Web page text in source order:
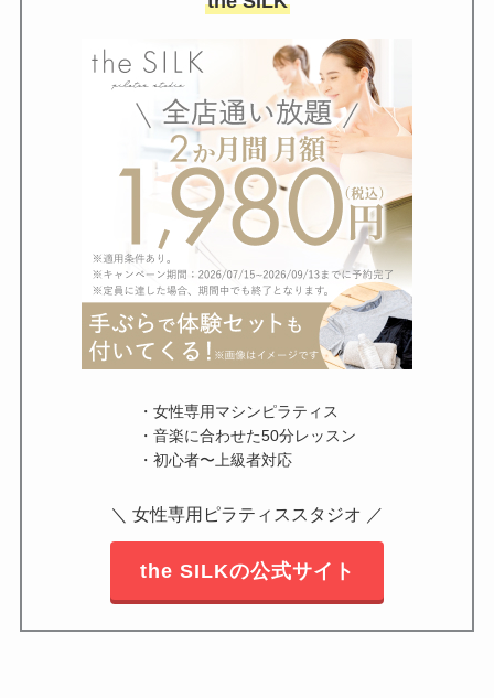
・女性専用マシンピラティス
・音楽に合わせた50分レッスン
・初心者〜上級者対応
＼ 女性専用ピラティススタジオ ／
the SILKの公式サイト